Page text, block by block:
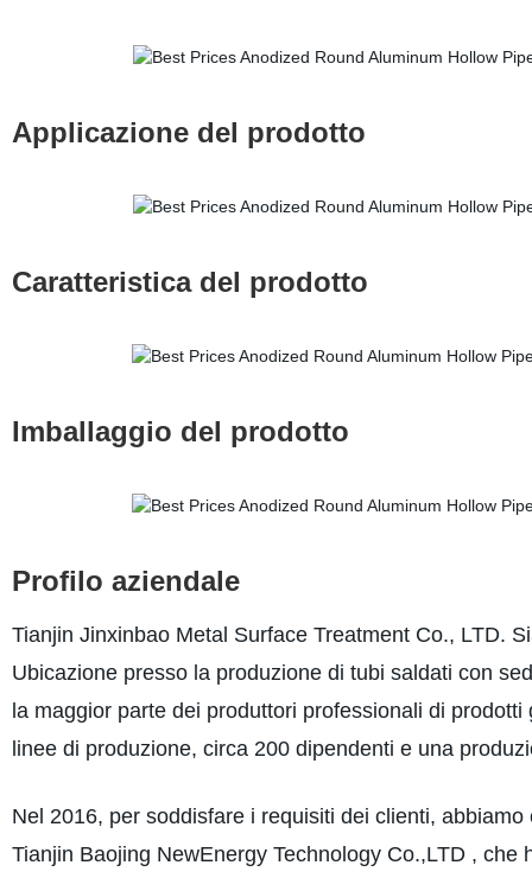
Applicazione del prodotto
Caratteristica del prodotto
Imballaggio del prodotto
Profilo aziendale
Tianjin Jinxinbao Metal Surface Treatment Co., LTD.
Ubicazione presso la produzione di tubi saldati con
la maggior parte dei produttori professionali di
linee di produzione, circa 200 dipendenti e una
Nel 2016, per soddisfare i requisiti dei clienti,
Tianjin Baojing NewEnergy Technology Co.,LTD ,